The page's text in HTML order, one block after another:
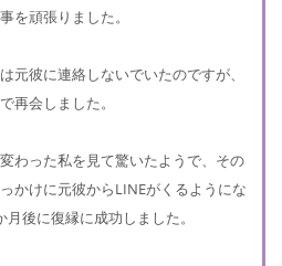
を頑張りました。
元彼に連絡しないでいたのですが、
再会しました。
わった私を見て驚いたようで、その
かけに元彼からLINEがくるようにな
月後に復縁に成功しました。